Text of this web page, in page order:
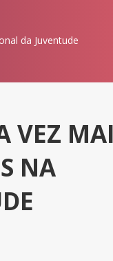
da Juventude
VEZ
NA